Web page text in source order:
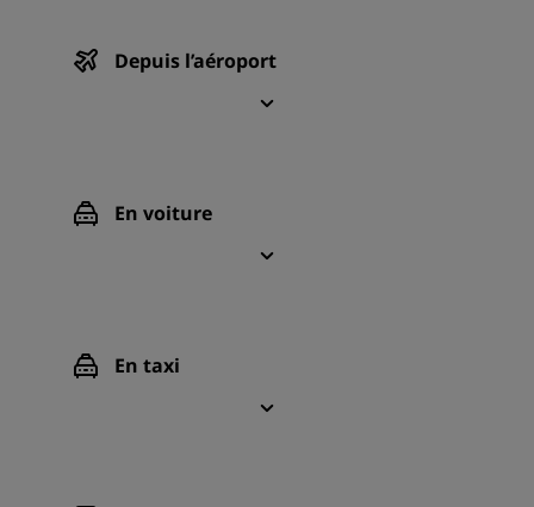
Depuis l’aéroport
En voiture
En taxi